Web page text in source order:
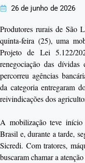
26 de junho de 2026
Produtores rurais de São
quinta-feira (25), uma
Projeto de Lei 5.122/
renegociação das
percorreu agências
da categoria entregaram
reivindicações dos
A mobilização teve
Brasil e, durante a tarde,
Sicredi. Com tratores,
buscaram chamar a